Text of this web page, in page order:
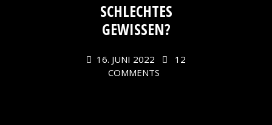
SCHLECHTES
GEWISSEN?
16. JUNI 2022
12
COMMENTS